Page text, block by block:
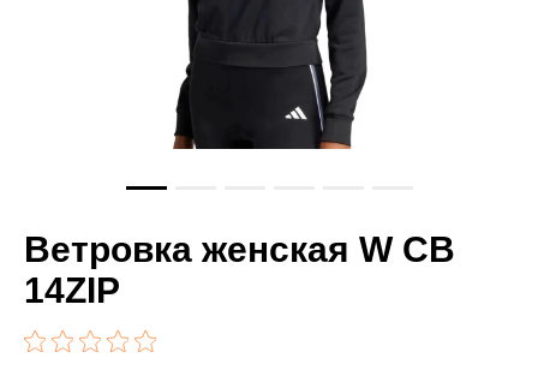
Ветровка женская W CB
14ZIP